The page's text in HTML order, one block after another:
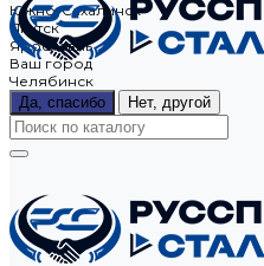
Южно-Сахалинск
Якутск
Ярославль
Ваш город
Челябинск
Да, спасибо
Нет, другой